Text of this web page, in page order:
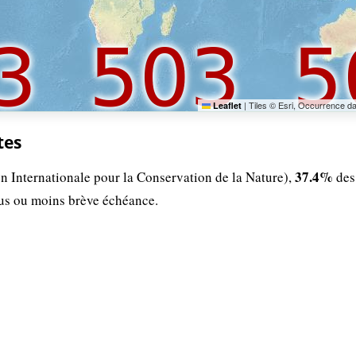
Leaflet | Tiles © Esri, Occurrence
Internationale pour la Conservation de la Nature),37.4%
ou moins brève échéance.